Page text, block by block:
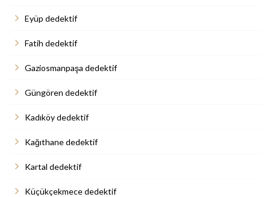
Eyüp dedektif
Fatih dedektif
Gaziosmanpaşa dedektif
Güngören dedektif
Kadıköy dedektif
Kağıthane dedektif
Kartal dedektif
Küçükçekmece dedektif